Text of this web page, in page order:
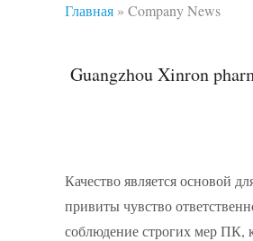
Главная » Company News
Guangzhou Xinron
Качество является основой
привиты чувство
соблюдение строгих мер ПК,